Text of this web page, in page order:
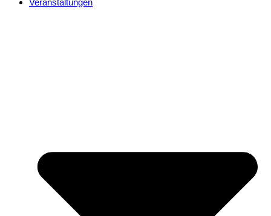
Veranstaltungen